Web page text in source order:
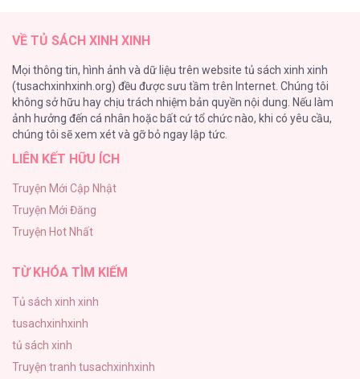
135
Đứa Nhỏ Không Phải Là Con Anh
124
Vương Miện Lục Bảo
Mùa Xuân Hoa Nở
103
VỀ TỦ SÁCH XINH XINH
Mọi thông tin, hình ảnh và dữ liệu trên website tủ sách xinh xinh
(tusachxinhxinh.org) đều được sưu tầm trên Internet. Chúng tôi
không sở hữu hay chịu trách nhiệm bản quyền nội dung. Nếu làm
ảnh hưởng đến cá nhân hoặc bất cứ tổ chức nào, khi có yêu cầu,
chúng tôi sẽ xem xét và gỡ bỏ ngay lập tức.
LIÊN KẾT HỮU ÍCH
Truyện Mới Cập Nhật
Truyện Mới Đăng
Truyện Hot Nhất
TỪ KHÓA TÌM KIẾM
Tủ sách xinh xinh
tusachxinhxinh
tủ sách xinh
Truyện tranh tusachxinhxinh